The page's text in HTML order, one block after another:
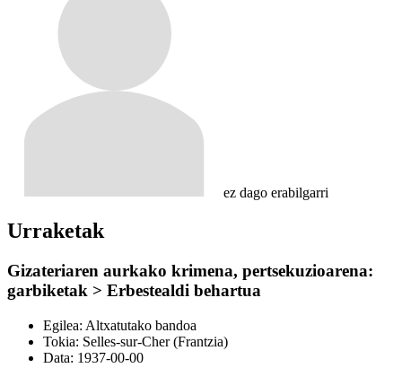
ez dago erabilgarri
Urraketak
Gizateriaren aurkako krimena, pertsekuzioarena:
garbiketak > Erbestealdi behartua
Egilea: Altxatutako bandoa
Tokia: Selles-sur-Cher (Frantzia)
Data: 1937-00-00